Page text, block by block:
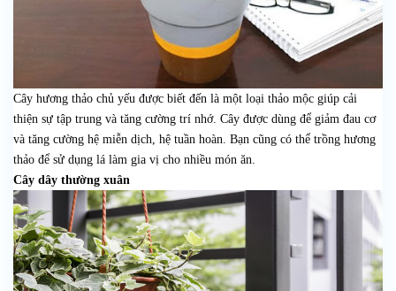
Cây hương thảo chủ yếu được biết đến là một loại thảo mộc giúp cải
thiện sự tập trung và tăng cường trí nhớ. Cây được dùng để giảm đau cơ
và tăng cường hệ miễn dịch, hệ tuần hoàn. Bạn cũng có thể trồng hương
thảo để sử dụng lá làm gia vị cho nhiều món ăn.
Cây dây thường xuân